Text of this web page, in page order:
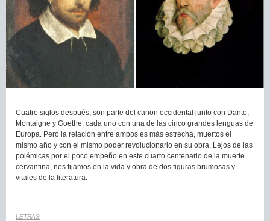
Cuatro siglos después, son parte del canon occidental junto con Dante,
Montaigne y Goethe, cada uno con una de las cinco grandes lenguas de
Europa. Pero la relación entre ambos es más estrecha, muertos el
mismo año y con el mismo poder revolucionario en su obra. Lejos de las
polémicas por el poco empeño en este cuarto centenario de la muerte
cervantina, nos fijamos en la vida y obra de dos figuras brumosas y
vitales de la literatura.
LETRAS